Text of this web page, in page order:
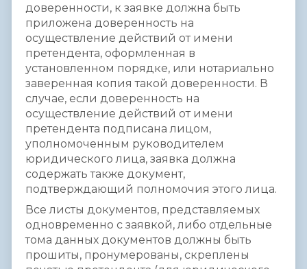
доверенности, к заявке должна быть
приложена доверенность на
осуществление действий от имени
претендента, оформленная в
установленном порядке, или нотариально
заверенная копия такой доверенности. В
случае, если доверенность на
осуществление действий от имени
претендента подписана лицом,
уполномоченным руководителем
юридического лица, заявка должна
содержать также документ,
подтверждающий полномочия этого лица.
Все листы документов, представляемых
одновременно с заявкой, либо отдельные
тома данных документов должны быть
прошиты, пронумерованы, скреплены